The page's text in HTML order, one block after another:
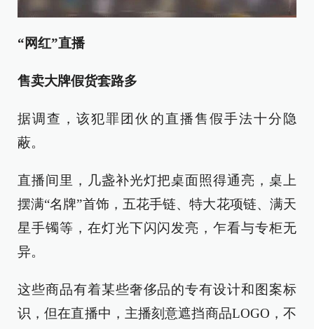
“网红”直播
售卖大牌假货套路多
据调查，该犯罪团伙的直播售假手法十分隐
蔽。
直播间里，几盏补光灯把桌面照得通亮，桌上
摆满“名牌”首饰，五花手链、特大花项链、满天
星手镯等，在灯光下闪闪发亮，乍看与专柜无
异。
这些商品有着某些奢侈品的专有设计和图案标
识，但在直播中，主播刻意遮挡商品LOGO，不